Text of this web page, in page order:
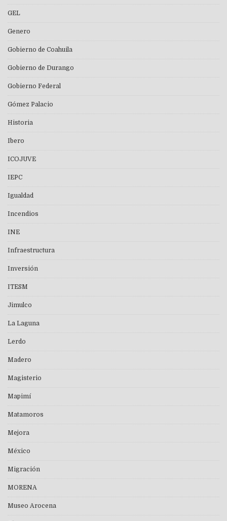
GEL
Genero
Gobierno de Coahuila
Gobierno de Durango
Gobierno Federal
Gómez Palacio
Historia
Ibero
ICOJUVE
IEPC
Igualdad
Incendios
INE
Infraestructura
Inversión
ITESM
Jimulco
La Laguna
Lerdo
Madero
Magisterio
Mapimí
Matamoros
Mejora
México
Migración
MORENA
Museo Arocena